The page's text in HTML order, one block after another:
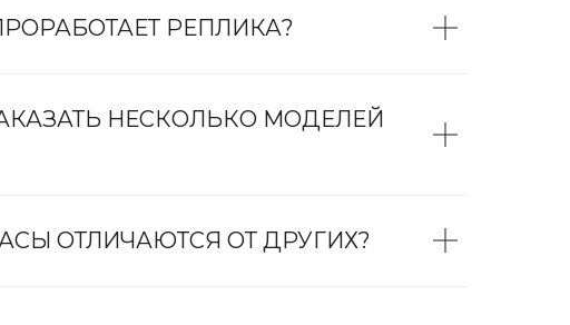
РЕПЛИКА?
НЕСКОЛЬКО МОДЕЛЕЙ
ОТЛИЧАЮТСЯ ОТ ДРУГИХ?